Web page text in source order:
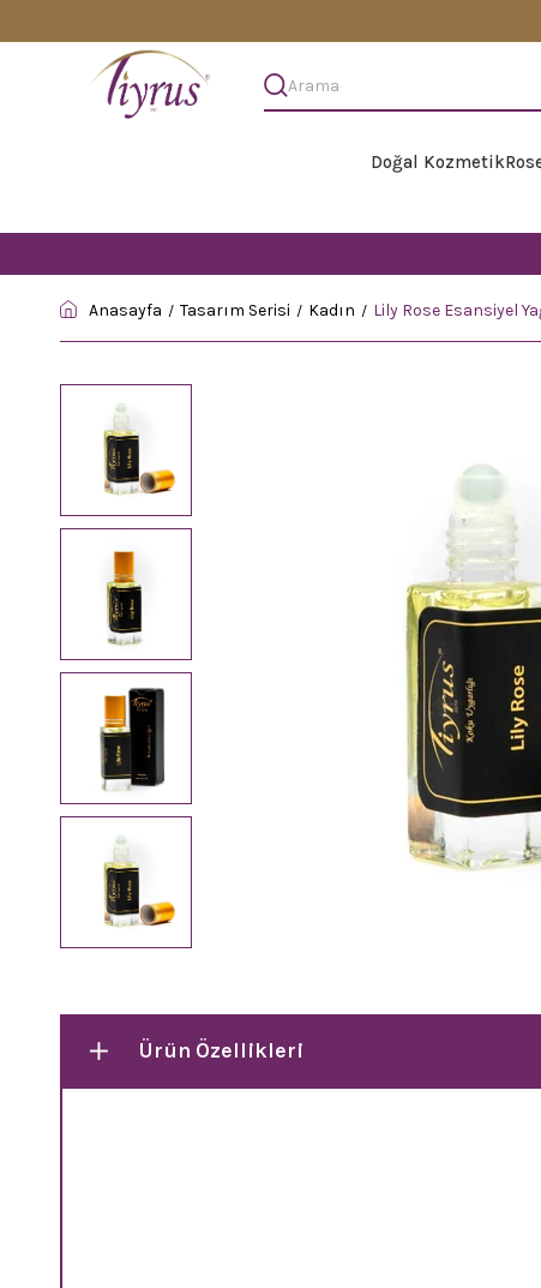
Doğal Kozmetik
Anasayfa Tasarım Serisi Kadın Lily Rose Esansiyel
Ürün Özellikleri